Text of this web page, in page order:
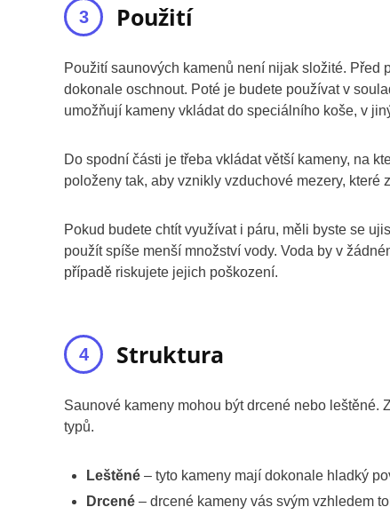
Použití
Použití saunových kamenů není nijak složité. Před
dokonale oschnout. Poté je budete používat v
umožňují kameny vkládat do speciálního koše, v
Do spodní části je třeba vkládat větší kameny, na
položeny tak, aby vznikly vzduchové mezery, které
Pokud budete chtít využívat i páru, měli byste se
použít spíše menší množství vody. Voda by v
případě riskujete jejich poškození.
Struktura
Saunové kameny mohou být drcené nebo
typů.
Leštěné – tyto kameny mají dokonale hladký
Drcené – drcené kameny vás svým vzhledem